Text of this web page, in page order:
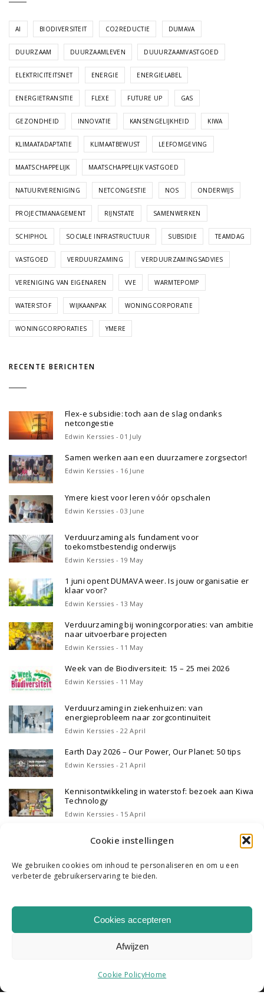
Cookie instellingen
We gebruiken cookies om inhoud te personaliseren en om u een
verbeterde gebruikerservaring te bieden.
Cookies accepteren
Afwijzen
Cookie PolicyHome
AI BIODIVERSITEIT CO2REDUCTIE DUMAVA
DUURZAAM DUURZAAMLEVEN DUUURZAAMVASTGOED
ELEKTRICITEITSNET ENERGIE ENERGIELABEL
ENERGIETRANSITIE FLEXE FUTURE UP GAS
GEZONDHEID INNOVATIE KANSENGELIJKHEID KIWA
KLIMAATADAPTATIE KLIMAATBEWUST LEEFOMGEVING
MAATSCHAPPELIJK MAATSCHAPPELIJK VASTGOED
NATUURVERENIGING NETCONGESTIE NOS ONDERWIJS
PROJECTMANAGEMENT RIJNSTATE SAMENWERKEN
SCHIPHOL SOCIALE INFRASTRUCTUUR SUBSIDIE TEAMDAG
VASTGOED VERDUURZAMING VERDUURZAMINGSADVIES
VERENIGING VAN EIGENAREN VVE WARMTEPOMP
WATERSTOF WIJKAANPAK WONINGCORPORATIE
WONINGCORPORATIES YMERE
RECENTE BERICHTEN
Flex-e subsidie: toch aan de slag ondanks
netcongestie
Edwin Kerssies - 01 July
Samen werken aan een duurzamere zorgsector!
Edwin Kerssies - 16 June
Ymere kiest voor leren vóór opschalen
Edwin Kerssies - 03 June
Verduurzaming als fundament voor
toekomstbestendig onderwijs
Edwin Kerssies - 19 May
1 juni opent DUMAVA weer. Is jouw organisatie er
klaar voor?
Edwin Kerssies - 13 May
Verduurzaming bij woningcorporaties: van ambitie
naar uitvoerbare projecten
Edwin Kerssies - 11 May
Week van de Biodiversiteit: 15 – 25 mei 2026
Edwin Kerssies - 11 May
Verduurzaming in ziekenhuizen: van
energieprobleem naar zorgcontinuïteit
Edwin Kerssies - 22 April
Earth Day 2026 – Our Power, Our Planet: 50 tips
Edwin Kerssies - 21 April
Kennisontwikkeling in waterstof: bezoek aan Kiwa
Technology
Edwin Kerssies - 15 April
WIE WE ZIJN ONS TEAM